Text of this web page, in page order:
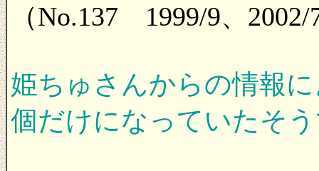
（No.137 1999/9、
姫ちゅさんからの情報
個だけになっていたそ